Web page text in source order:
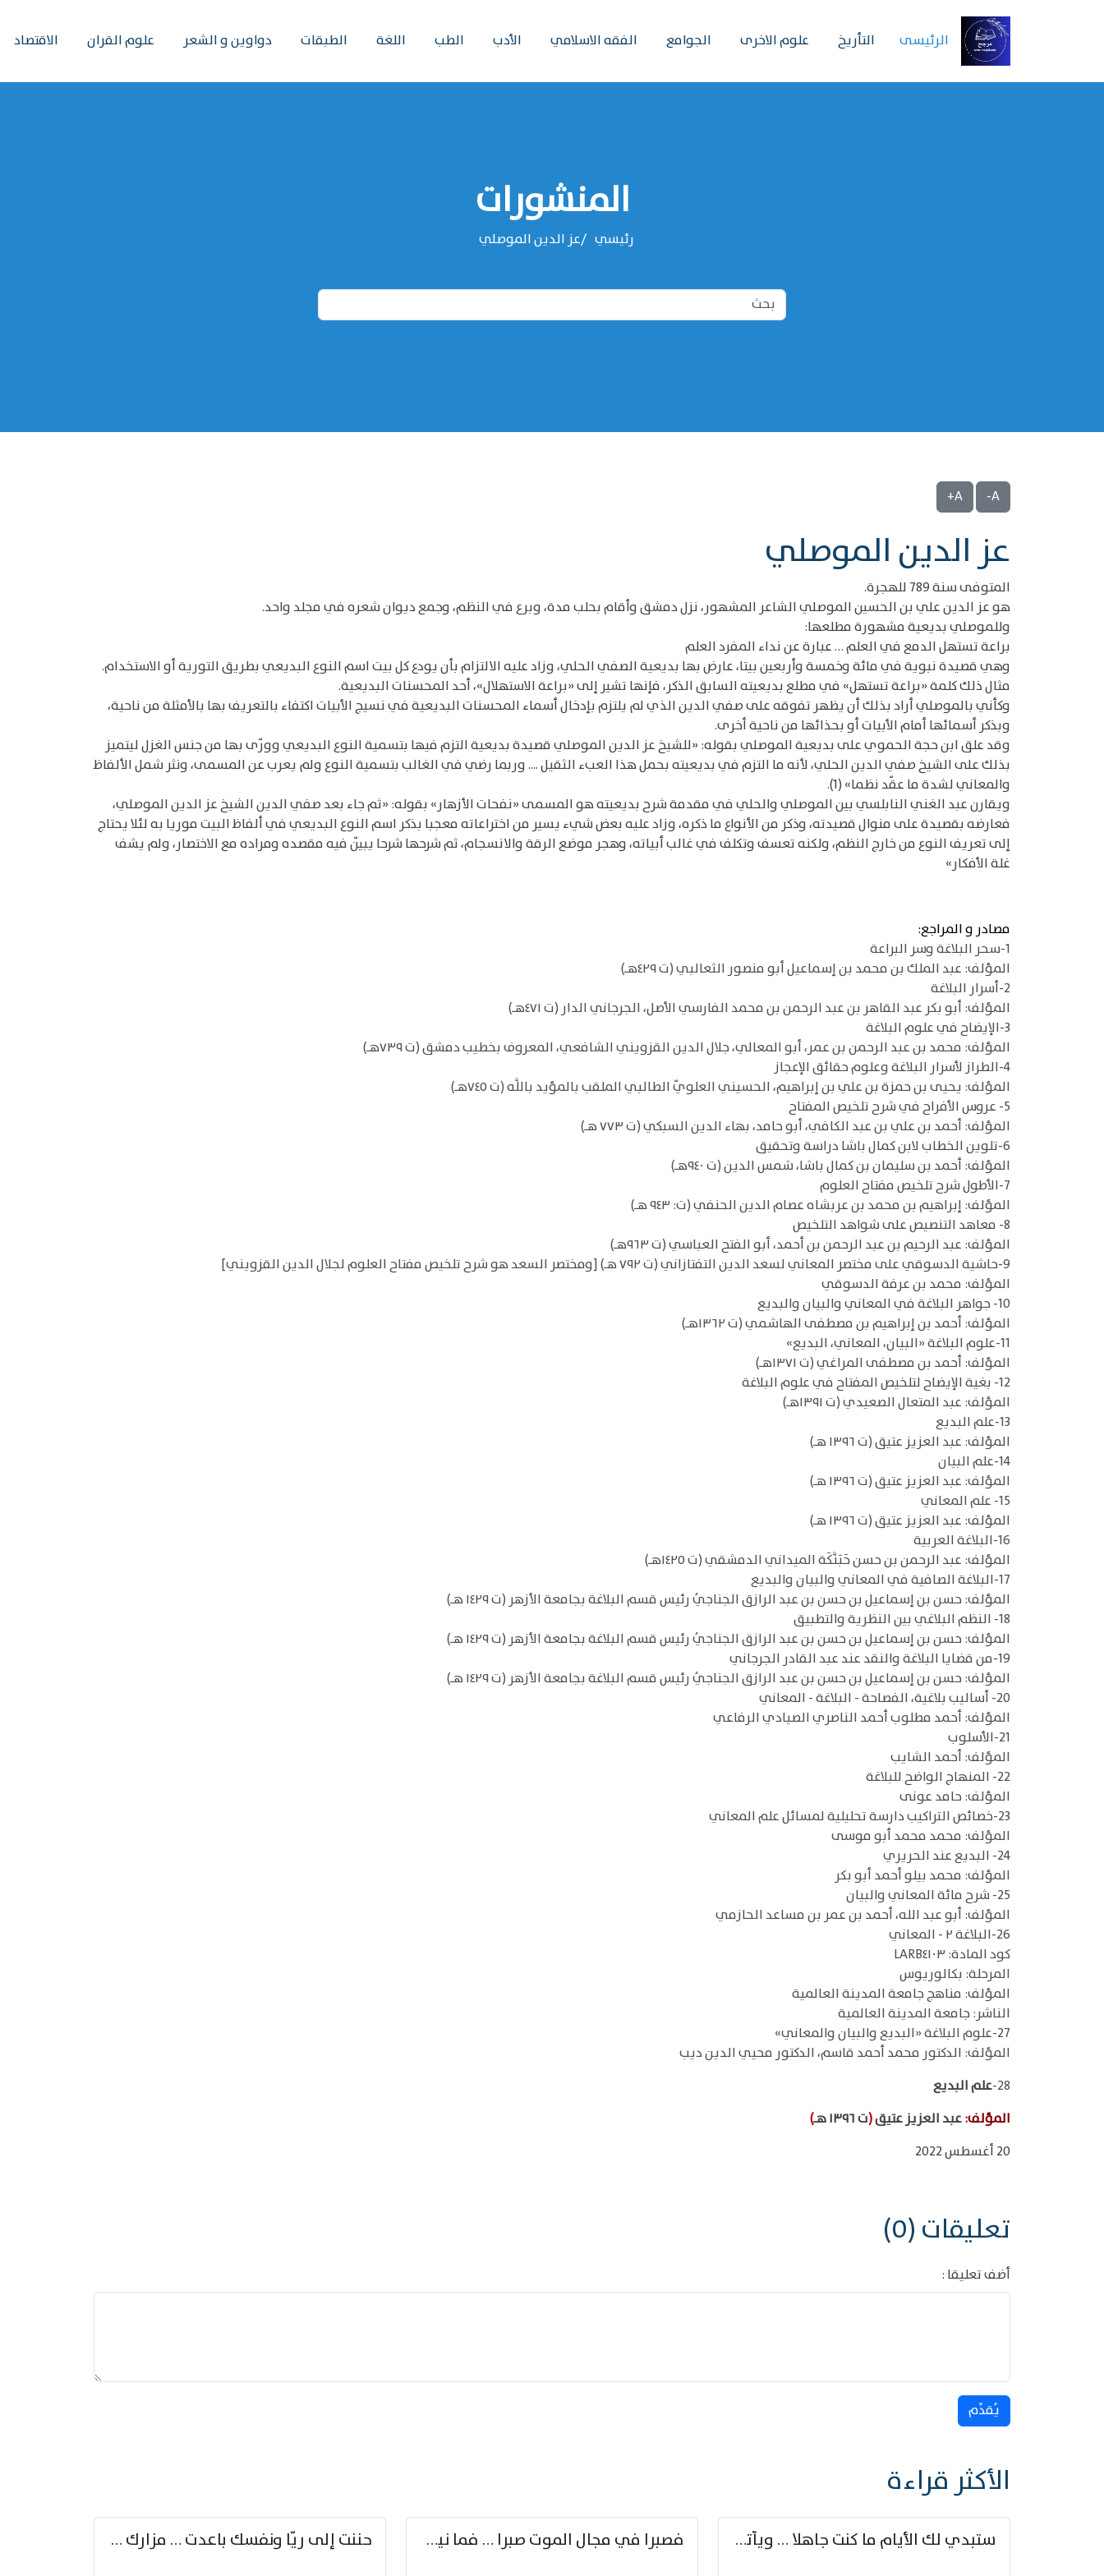
الرئیسی التأريخ علوم الاخرى الجوامع الفقه الاسلامي الأدب الطب اللغة الطبقات دواوين و الشعر علوم القران الاقتصاد
المنشورات
رئيسي عز الدين الموصلي
A-
A+
عز الدين الموصلي
المتوفى سنة 789 للهجرة.
هو عز الدين علي بن الحسين الموصلي الشاعر المشهور، نزل دمشق وأقام بحلب مدة، وبرع في النظم، وجمع ديوان شعره في مجلد واحد.
وللموصلي بديعية مشهورة مطلعها:
براعة تستهل الدمع في العلم … عبارة عن نداء المفرد العلم
وهي قصيدة نبوية في مائة وخمسة وأربعين بيتا، عارض بها بديعية الصفي الحلي، وزاد عليه الالتزام بأن يودع كل بيت اسم النوع البديعي بطريق التورية أو الاستخدام.
مثال ذلك كلمة «براعة تستهل» في مطلع بديعيته السابق الذكر، فإنها تشير إلى «براعة الاستهلال»، أحد المحسنات البديعية.
وكأني بالموصلي أراد بذلك أن يظهر تفوقه على صفي الدين الذي لم يلتزم بإدخال أسماء المحسنات البديعية في نسيج الأبيات اكتفاء بالتعريف بها بالأمثلة من ناحية،
وبذكر أسمائها أمام الأبيات أو بحذائها من ناحية أخرى.
وقد علق ابن حجة الحموي على بديعية الموصلي بقوله: «للشيخ عز الدين الموصلي قصيدة بديعية التزم فيها بتسمية النوع البديعي وورّى بها من جنس الغزل ليتميز
بذلك على الشيخ صفي الدين الحلي، لأنه ما التزم في بديعيته بحمل هذا العبء الثقيل .... وربما رضي في الغالب بتسمية النوع ولم يعرب عن المسمى، ونثر شمل الألفاظ
والمعاني لشدة ما عقّد نظما» (1).
ويقارن عبد الغني النابلسي بين الموصلي والحلي في مقدمة شرح بديعيته هو المسمى «نفحات الأزهار» بقوله: «ثم جاء بعد صفي الدين الشيخ عز الدين الموصلي،
فعارضه بقصيدة على منوال قصيدته، وذكر من الأنواع ما ذكره، وزاد عليه بعض شيء يسير من اختراعاته معجبا بذكر اسم النوع البديعي في ألفاظ البيت موريا به لئلا يحتاج
إلى تعريف النوع من خارج النظم، ولكنه تعسف وتكلف في غالب أبياته، وهجر موضع الرقة والانسجام، ثم شرحها شرحا يبيّن فيه مقصده ومراده مع الاختصار، ولم يشف
غلة الأفكار»
مصادر و المراجع:
1-سحر البلاغة وسر البراعة
المؤلف: عبد الملك بن محمد بن إسماعيل أبو منصور الثعالبي (ت ٤٢٩هـ)
2-أسرار البلاغة
المؤلف: أبو بكر عبد القاهر بن عبد الرحمن بن محمد الفارسي الأصل، الجرجاني الدار (ت ٤٧١هـ)
3-الإيضاح في علوم البلاغة
المؤلف: محمد بن عبد الرحمن بن عمر، أبو المعالي، جلال الدين القزويني الشافعي، المعروف بخطيب دمشق (ت ٧٣٩هـ)
4-الطراز لأسرار البلاغة وعلوم حقائق الإعجاز
المؤلف: يحيى بن حمزة بن علي بن إبراهيم، الحسيني العلويّ الطالبي الملقب بالمؤيد باللَّه (ت ٧٤٥هـ)
5- عروس الأفراح في شرح تلخيص المفتاح
المؤلف: أحمد بن علي بن عبد الكافي، أبو حامد، بهاء الدين السبكي (ت ٧٧٣ هـ)
6-تلوين الخطاب لابن كمال باشا دراسة وتحقيق
المؤلف: أحمد بن سليمان بن كمال باشا، شمس الدين (ت ٩٤٠هـ)
7-الأطول شرح تلخيص مفتاح العلوم
المؤلف: إبراهيم بن محمد بن عربشاه عصام الدين الحنفي (ت: ٩٤٣ هـ)
8- معاهد التنصيص على شواهد التلخيص
المؤلف: عبد الرحيم بن عبد الرحمن بن أحمد، أبو الفتح العباسي (ت ٩٦٣هـ)
9-حاشية الدسوقي على مختصر المعاني لسعد الدين التفتازاني (ت ٧٩٢ هـ) [ومختصر السعد هو شرح تلخيص مفتاح العلوم لجلال الدين القزويني]
المؤلف: محمد بن عرفة الدسوقي
10- جواهر البلاغة في المعاني والبيان والبديع
المؤلف: أحمد بن إبراهيم بن مصطفى الهاشمي (ت ١٣٦٢هـ)
11-علوم البلاغة «البيان، المعاني، البديع»
المؤلف: أحمد بن مصطفى المراغي (ت ١٣٧١هـ)
12- بغية الإيضاح لتلخيص المفتاح في علوم البلاغة
المؤلف: عبد المتعال الصعيدي (ت ١٣٩١هـ)
13-علم البديع
المؤلف: عبد العزيز عتيق (ت ١٣٩٦ هـ)
14-علم البيان
المؤلف: عبد العزيز عتيق (ت ١٣٩٦ هـ)
15- علم المعاني
المؤلف: عبد العزيز عتيق (ت ١٣٩٦ هـ)
16-البلاغة العربية
المؤلف: عبد الرحمن بن حسن حَبَنَّكَة الميداني الدمشقي (ت ١٤٢٥هـ)
17-البلاغة الصافية في المعاني والبيان والبديع
المؤلف: حسن بن إسماعيل بن حسن بن عبد الرازق الجناجيُ رئيس قسم البلاغة بجامعة الأزهر (ت ١٤٢٩ هـ)
18- النظم البلاغي بين النظرية والتطبيق
المؤلف: حسن بن إسماعيل بن حسن بن عبد الرازق الجناجيُ رئيس قسم البلاغة بجامعة الأزهر (ت ١٤٢٩ هـ)
19-من قضايا البلاغة والنقد عند عبد القادر الجرجاني
المؤلف: حسن بن إسماعيل بن حسن بن عبد الرازق الجناجيُ رئيس قسم البلاغة بجامعة الأزهر (ت ١٤٢٩ هـ)
20- أساليب بلاغية، الفصاحة - البلاغة - المعاني
المؤلف: أحمد مطلوب أحمد الناصري الصيادي الرفاعي
21-الأسلوب
المؤلف: أحمد الشايب
22- المنهاج الواضح للبلاغة
المؤلف: حامد عونى
23-خصائص التراكيب دارسة تحليلية لمسائل علم المعاني
المؤلف: محمد محمد أبو موسى
24- البديع عند الحريري
المؤلف: محمد بيلو أحمد أبو بكر
25- شرح مائة المعاني والبيان
المؤلف: أبو عبد الله، أحمد بن عمر بن مساعد الحازمي
26-البلاغة ٢ - المعاني
كود المادة: LARB٤١٠٣
المرحلة: بكالوريوس
المؤلف: مناهج جامعة المدينة العالمية
الناشر: جامعة المدينة العالمية
27-علوم البلاغة «البديع والبيان والمعاني»
المؤلف: الدكتور محمد أحمد قاسم، الدكتور محيي الدين ديب
28- علم البديع
المؤلف:عبد العزيز عتيق(ت ١٣٩٦ هـ
)
20 أغسطس 2022
تعليقات (0)
أضف تعليقا :
يُقدِّم
الأكثر قراءة
ستبدي لك الأيام ما كنت جاهلا … ويأتيك بالأخبار من لم تزوّد فصبرا في مجال الموت صبرا … فما نيل الخلود بمستطاع حننت إلى ريّا ونفسك باعدت … مزارك من ريّا وشعباكما معا